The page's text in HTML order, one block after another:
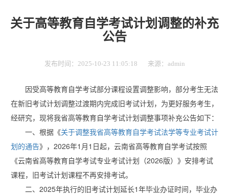
关于高等教育自学考试计划调整的补充
公告
发布时间：2025-10-23 11:05:18 来源：admin
因受高等教育自学考试部分课程设置调整影响，部分考生无法
在新旧考试计划调整过渡期内完成旧考试计划，为更好服务考生，
经研究，现将我省高等教育自学考试计划调整事项补充公告如下：
一、根据《关于调整我省高等教育自学考试法学等专业考试计
划的通告》，2026年1月1日起，云南省高等教育自学考试按照
《云南省高等教育自学考试专业考试计划（2026版）》安排考试
课程，旧考试计划课程不再安排考试。
二、2025年执行的旧考试计划延长1年毕业办证时间，毕业办